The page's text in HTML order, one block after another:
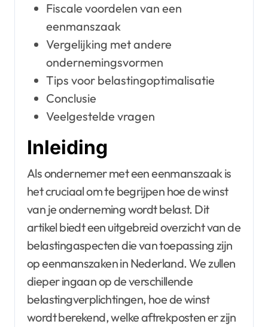
Fiscale voordelen van een
eenmanszaak
Vergelijking met andere
ondernemingsvormen
Tips voor belastingoptimalisatie
Conclusie
Veelgestelde vragen
Inleiding
Als ondernemer met een eenmanszaak is
het cruciaal om te begrijpen hoe de winst
van je onderneming wordt belast. Dit
artikel biedt een uitgebreid overzicht van de
belastingaspecten die van toepassing zijn
op eenmanszaken in Nederland. We zullen
dieper ingaan op de verschillende
belastingverplichtingen, hoe de winst
wordt berekend, welke aftrekposten er zijn